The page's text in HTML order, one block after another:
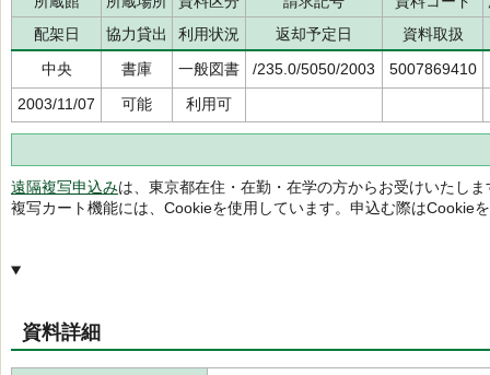
配架日
協力貸出 利用状況 返却予定日
資料取扱
中央
書庫 一般図書 /235.0/5050/2003
5007869410
2003/11/07
可能 利用可
遠隔複写申込みは、東京都在住・在勤・在学の方からお受けいたしま
複写カート機能には、Cookieを使用しています。申込む際はCookie
資料詳細